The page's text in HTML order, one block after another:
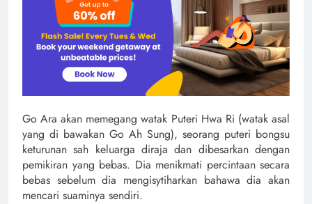
Go Ara akan memegang watak Puteri Hwa Ri (watak asal
yang di bawakan Go Ah Sung), seorang puteri bongsu
keturunan sah keluarga diraja dan dibesarkan dengan
pemikiran yang bebas. Dia menikmati percintaan secara
bebas sebelum dia mengisytiharkan bahawa dia akan
mencari suaminya sendiri.